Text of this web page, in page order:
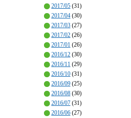
2017/05 (31)
2017/04 (30)
2017/03 (27)
2017/02 (26)
2017/01 (26)
2016/12 (30)
2016/11 (29)
2016/10 (31)
2016/09 (25)
2016/08 (30)
2016/07 (31)
2016/06 (27)